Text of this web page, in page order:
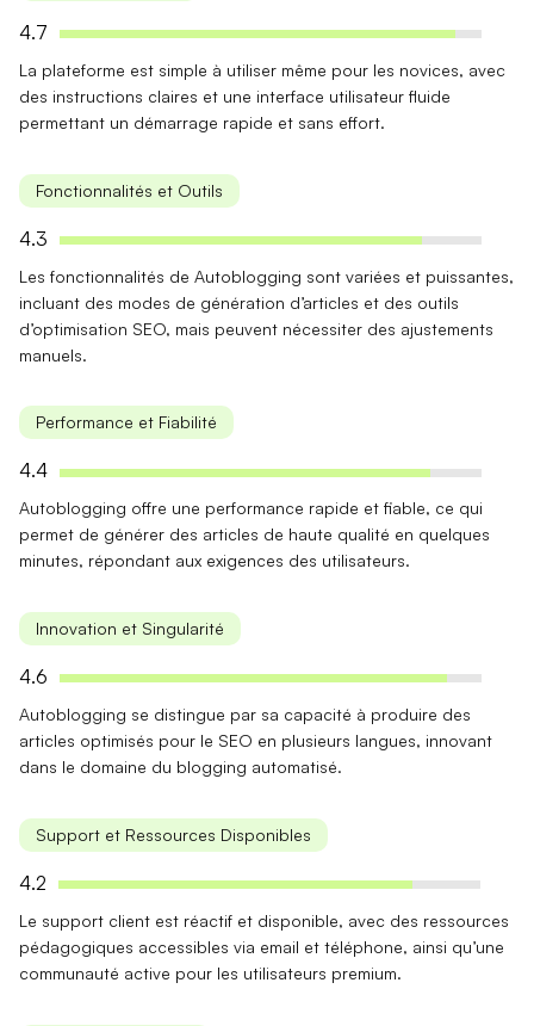
4.7
La plateforme est simple à utiliser même pour les novices, avec
des instructions claires et une interface utilisateur fluide
permettant un démarrage rapide et sans effort.
Fonctionnalités et Outils
4.3
Les fonctionnalités de Autoblogging sontvariées et puissantes,
incluant des modes de génération d’articles et des outils
d’optimisation SEO, mais peuvent nécessiter des ajustements
manuels.
Performance et Fiabilité
4.4
Autoblogging offre une performance rapide et fiable, ce qui
permet de générer des articles de haute qualité en quelques
minutes, répondant aux exigences des utilisateurs.
Innovation et Singularité
4.6
Autoblogging se distingue par sa capacité à produire des
articles optimisés pour le SEO en plusieurs langues, innovant
dans le domaine du blogging automatisé.
Support et Ressources Disponibles
4.2
Le support client est réactif et disponible, avec des ressources
pédagogiques accessibles via email et téléphone, ainsi qu’une
communauté active pour les utilisateurs premium.